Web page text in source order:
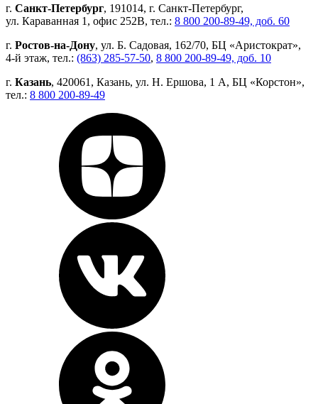
г. Санкт-Петербург, 191014, г. Санкт-Петербург,
ул. Караванная 1, офис 252В, тел.: 8 800 200-89-49, доб. 60
г. Ростов-на-Дону, ул. Б. Садовая, 162/70, БЦ «Аристократ»,
4-й этаж, тел.: (863) 285-57-50, 8 800 200-89-49, доб. 10
г. Казань, 420061, Казань, ул. Н. Ершова, 1 А, БЦ «Корстон»,
тел.: 8 800 200-89-49